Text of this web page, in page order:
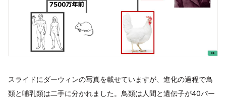
スライドにダーウィンの写真を載せていますが、進化の過程で鳥
類と哺乳類は二手に分かれました。鳥類は人間と遺伝子が40パー